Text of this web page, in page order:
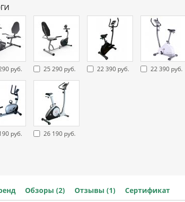
руб. 25 290 руб. 22 390 руб. 22 390 руб.
руб. 26 190 руб.
Обзоры (2) Отзывы (1) Сертификат